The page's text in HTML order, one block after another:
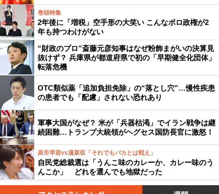
巻頭特集
2年後に「増税」空手形の大笑い こんなボロ政権が2
年も持つわけがない
“財政のプロ”斎藤元彦知事はなぜ粉飾まがいの決算見
抜けず？ 兵庫県が都道府県で初の「早期健全化団体」
転落危機
OTC類似薬「追加負担免除」の“落とし穴”…慢性疾患
の患者でも「配慮」されない恐れあり
軍事大国がなぜ？ 米が「兵器枯渇」でイラン戦争は継
続困難…トランプ大統領がヘグセス国防長官に激怒！
高市早苗vs適菜収「それでもバカとは戦え」
自民党総裁選は「うんこ味のカレーか、カレー味のう
んこか」 どれを選んでも地獄だった